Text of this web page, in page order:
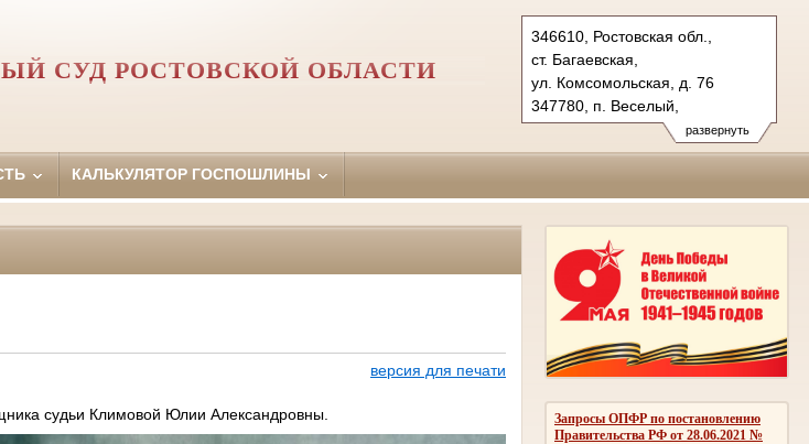
развернуть
346610, Ростовская обл.,
ст. Багаевская,
ул. Комсомольская, д. 76
347780, п. Веселый,
пер. Комсомольский, д. 51
Тел.: (86357) 3-36-33, 3-31-53,
bagaevsky.ros@sudrf.ru
показать на карте
СУД РОСТОВСКОЙ ОБЛАСТИ
КАЛЬКУЛЯТОР ГОСПОШЛИНЫ
Запросы ОПФР по постановлению
Правительства РФ от 28.06.2021 №
версия для печати
судьи Климовой Юлии Александровны.